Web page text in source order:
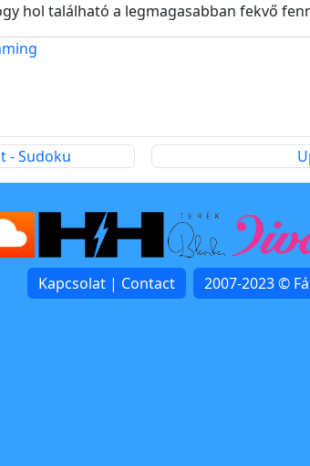
hol található a legmagasabban fekvő
- Sudoku
Kapcsolat | Contact 2007-2023 ©